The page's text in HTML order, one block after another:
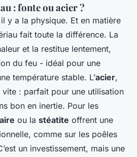
: fonte ou acier ?
y a la physique. Et en matière
fait toute la différence. La
et la restitue lentement,
du feu - idéal pour une
température stable. L’acier,
: parfait pour une utilisation
bon en inertie. Pour les
ou la stéatite offrent une
comme sur les poêles
un investissement, mais une